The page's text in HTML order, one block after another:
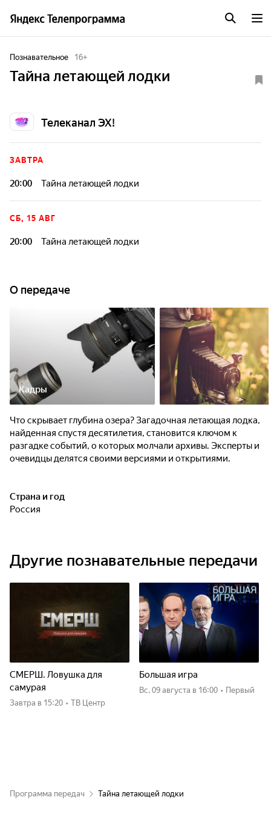
Познавательное 16+
Тайна летающей лодки
Телеканал ЭХ!
ЗАВТРА
20:00 Тайна летающей лодки
СБ, 15 АВГ
20:00 Тайна летающей лодки
О передаче
Кадры
Что скрывает глубина озера? Загадочная летающая лодка,
найденная спустя десятилетия, становится ключом к
разгадке событий, о которых молчали архивы. Эксперты и
очевидцы делятся своими версиями и открытиями.
Страна и год
Россия
Другие познавательные передачи
СМЕРШ. Ловушка для
самурая
Завтра в 15:20 • ТВ Центр
Большая игра
вс, 09 августа в 16:00 • Первый
Программа передач Тайна летающей лодки